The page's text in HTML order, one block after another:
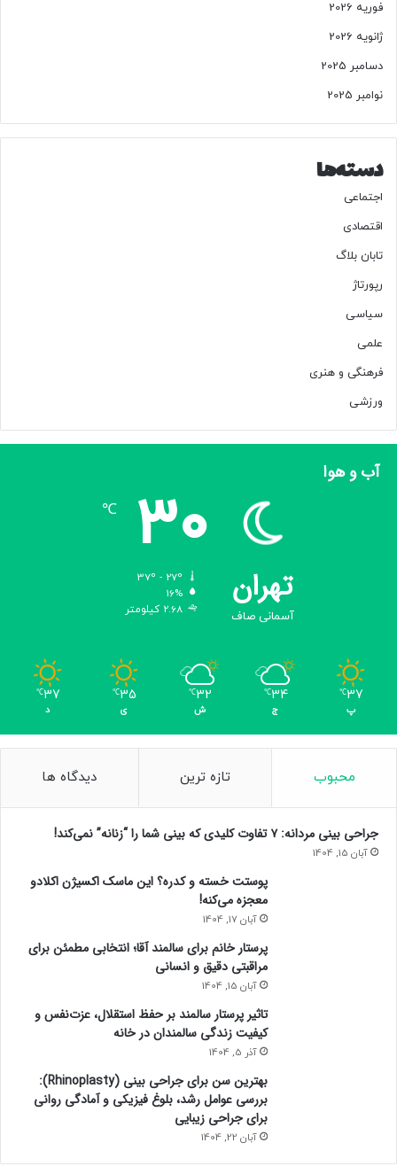
فوریه 2026
ژانویه 2026
دسامبر 2025
نوامبر 2025
دسته‌ها
اجتماعی
اقتصادی
تابان بلاگ
رپورتاژ
سیاسی
علمی
فرهنگی و هنری
ورزشی
آب و هوا
تهران
آسمانی صاف
30
℃
16%
2.68 کیلومتر
37
℃
پ
34
℃
ج
32
℃
ش
35
℃
ی
37
℃
د
محبوب تازه ترین دیدگاه ها
جراحی بینی مردانه: ۷ تفاوت کلیدی که بینی شما را “زنانه” نمی‌کند!
آبان 15, 1404
پوستت خسته و کدره؟ این ماسک اکسیژن اکلادو
معجزه می‌کنه!
آبان 17, 1404
پرستار خانم برای سالمند آقا؛ انتخابی مطمئن برای
مراقبتی دقیق و انسانی
آبان 15, 1404
تاثیر پرستار سالمند بر حفظ استقلال، عزت‌نفس و
کیفیت زندگی سالمندان در خانه
آذر 5, 1404
بهترین سن برای جراحی بینی (Rhinoplasty):
بررسی عوامل رشد، بلوغ فیزیکی و آمادگی روانی
برای جراحی زیبایی
آبان 22, 1404